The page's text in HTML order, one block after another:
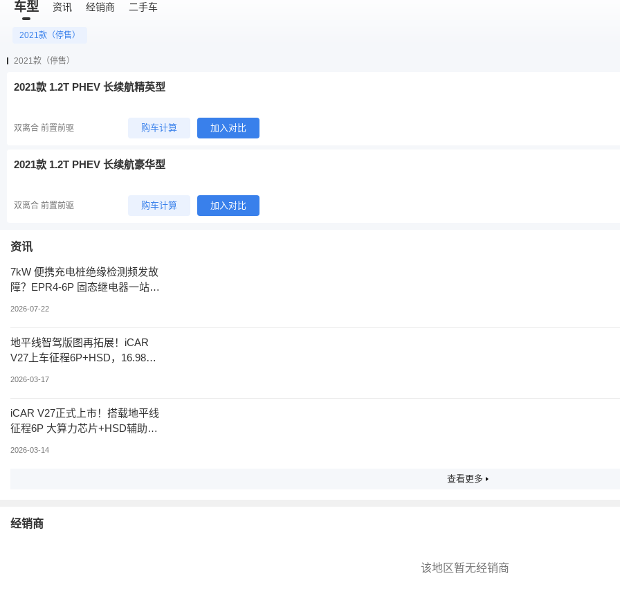
车型 资讯 经销商 二手车
2021款（停售）
2021款（停售）
2021款 1.2T PHEV 长续航精英型
双离合 前置前驱 购车计算 加入对比
2021款 1.2T PHEV 长续航豪华型
双离合 前置前驱 购车计算 加入对比
资讯
7kW 便携充电桩绝缘检测频发故
障？EPR4-6P 固态继电器一站式
2026-07-22
地平线智驾版图再拓展！iCAR
V27上车征程6P+HSD，16.98万
2026-03-17
iCAR V27正式上市！搭载地平线
征程6P 大算力芯片+HSD辅助驾
2026-03-14
查看更多
经销商
该地区暂无经销商